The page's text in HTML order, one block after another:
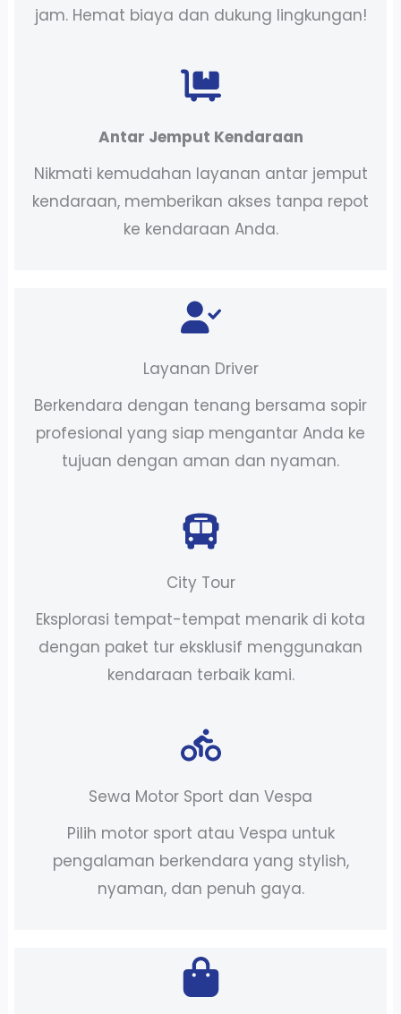
jam. Hemat biaya dan dukung lingkungan!
Antar Jemput Kendaraan
Nikmati kemudahan layanan antar jemput
kendaraan, memberikan akses tanpa repot
ke kendaraan Anda.
Layanan Driver
Berkendara dengan tenang bersama sopir
profesional yang siap mengantar Anda ke
tujuan dengan aman dan nyaman.
City Tour
Eksplorasi tempat-tempat menarik di kota
dengan paket tur eksklusif menggunakan
kendaraan terbaik kami.
Sewa Motor Sport dan Vespa
Pilih motor sport atau Vespa untuk
pengalaman berkendara yang stylish,
nyaman, dan penuh gaya.